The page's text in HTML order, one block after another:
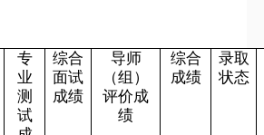
专
业
测
试
综合
面试
成绩
导师
（组）
评价成
绩
综合
成绩
录取
状态